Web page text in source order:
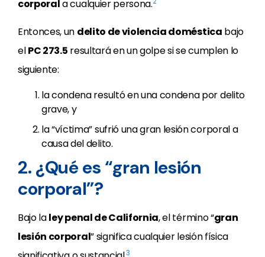
corporala cualquier persona.
Entonces, un delito de violencia doméstica bajo
elPC 273.5 resultará en un golpe si se cumplen lo
siguiente:
la condena resultó en una condena por delito
grave, y
la “víctima” sufrió una gran lesión corporal a
causa del delito.
2. ¿Qué es “gran lesión
corporal”?
Bajo laley penal de California, el término “gran
lesión corporal” significa cualquier lesión física
3